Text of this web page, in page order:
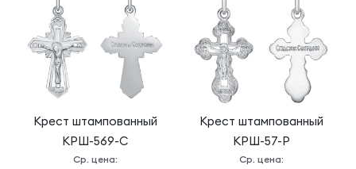
Крест штампованный
КРШ-569-С
Ср. цена:
Крест штампованный
КРШ-57-Р
Ср. цена: